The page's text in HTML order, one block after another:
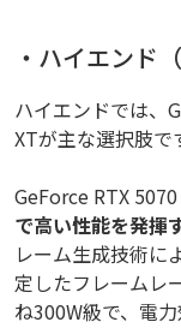
・ハイエンド
ハイエンドでは、
XTが主な選択肢で
GeForce RTX 5070
で高い性能を発揮
レーム生成技術に
定したフレームレ
ね300W級で、電力